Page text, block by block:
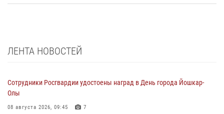
ЛЕНТА НОВОСТЕЙ
Сотрудники Росгвардии удостоены наград в День города Йошкар-
Олы
08 августа 2026, 09:45 7